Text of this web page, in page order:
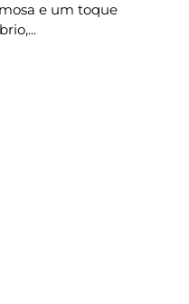
e um toque